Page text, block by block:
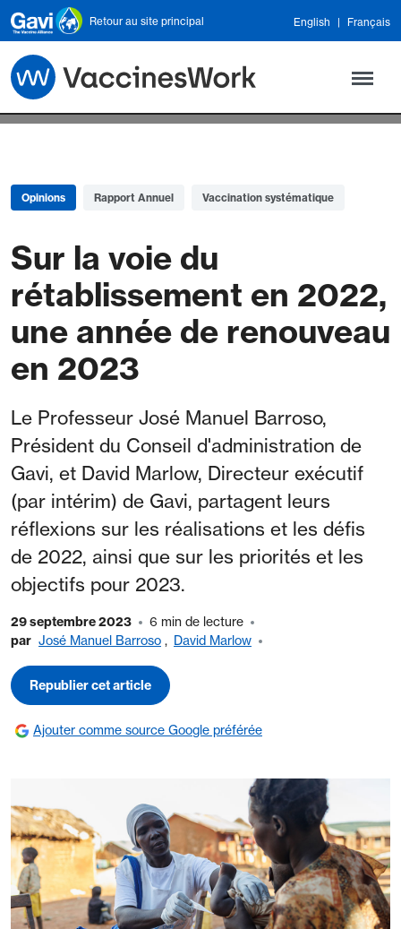
Skip to main content
Retour au site principal English Français
Opinions Rapport Annuel Vaccination systématique
Sur la voie du
rétablissement en 2022,
une année de renouveau
en 2023
Le Professeur José Manuel Barroso,
Président du Conseil d'administration de
Gavi, et David Marlow, Directeur exécutif
(par intérim) de Gavi, partagent leurs
réflexions sur les réalisations et les défis
de 2022, ainsi que sur les priorités et les
objectifs pour 2023.
29 septembre 2023
6 min de lecture
par José Manuel Barroso , David Marlow
Republier cet article
Ajouter comme source Google préférée